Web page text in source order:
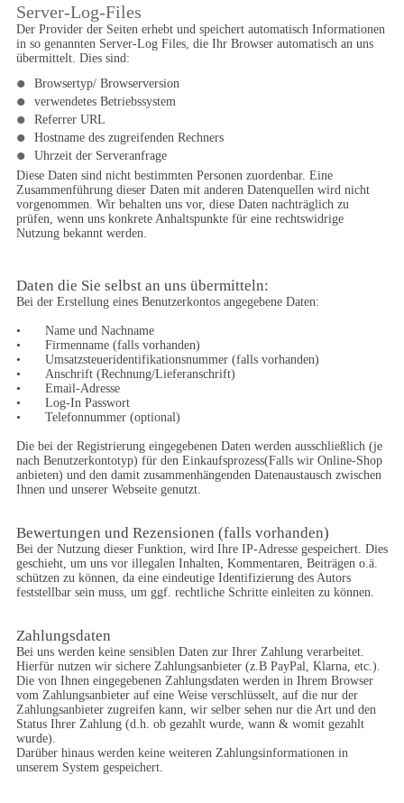
Server-Log-Files
Der Provider der Seiten erhebt und speichert automatisch Informationen
in so genannten Server-Log Files, die Ihr Browser automatisch an uns
übermittelt. Dies sind:
• Browsertyp/ Browserversion
• verwendetes Betriebssystem
• Referrer URL
• Hostname des zugreifenden Rechners
•
Uhrzeit der Serveranfrage
Diese Daten sind nicht bestimmten Personen zuordenbar. Eine
Zusammenführung dieser Daten mit anderen Datenquellen wird nicht
vorgenommen. Wir behalten uns vor, diese Daten nachträglich zu
prüfen, wenn uns konkrete Anhaltspunkte für eine rechtswidrige
Nutzung bekannt werden.
Daten die Sie selbst an uns übermitteln:
Bei der Erstellung eines Benutzerkontos angegebene Daten:
•	Name und Nachname
•	Firmenname (falls vorhanden)
•	Umsatzsteueridentifikationsnummer (falls vorhanden)
•	Anschrift (Rechnung/Lieferanschrift)
•	Email-Adresse
•	Log-In Passwort
•	Telefonnummer (optional)
Die bei der Registrierung eingegebenen Daten werden ausschließlich (je
nach Benutzerkontotyp) für den Einkaufsprozess(Falls wir Online-Shop
anbieten) und den damit zusammenhängenden Datenaustausch zwischen
Ihnen und unserer Webseite genutzt.
Bewertungen und Rezensionen (falls vorhanden)
Bei der Nutzung dieser Funktion, wird Ihre IP-Adresse gespeichert. Dies
geschieht, um uns vor illegalen Inhalten, Kommentaren, Beiträgen o.ä.
schützen zu können, da eine eindeutige Identifizierung des Autors
feststellbar sein muss, um ggf. rechtliche Schritte einleiten zu können.
Zahlungsdaten
Bei uns werden keine sensiblen Daten zur Ihrer Zahlung verarbeitet.
Hierfür nutzen wir sichere Zahlungsanbieter (z.B PayPal, Klarna, etc.).
Die von Ihnen eingegebenen Zahlungsdaten werden in Ihrem Browser
vom Zahlungsanbieter auf eine Weise verschlüsselt, auf die nur der
Zahlungsanbieter zugreifen kann, wir selber sehen nur die Art und den
Status Ihrer Zahlung (d.h. ob gezahlt wurde, wann & womit gezahlt
wurde).
Darüber hinaus werden keine weiteren Zahlungsinformationen in
unserem System gespeichert.